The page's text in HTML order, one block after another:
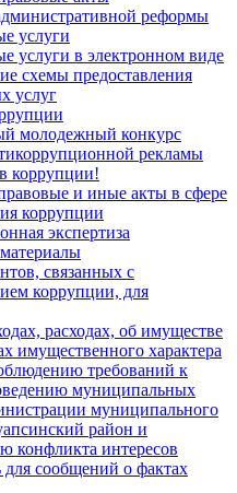
реформы
услуги
услуги в электронном виде
схемы предоставления
услуг
молодежный конкурс
рекламы
коррупции!
и иные акты в сфере
коррупции
экспертиза
связанных с
коррупции, для
расходах, об имуществе
имущественного характера
требований к
муниципальных
муниципального
район и
конфликта интересов
для сообщений о фактах